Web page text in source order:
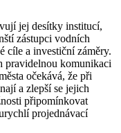
jej desítky institucí,
zástupci vodních
cíle a investiční záměry.
pravidelnou komunikaci
očekává, že při
a zlepší se jejich
připomínkovat
projednávací